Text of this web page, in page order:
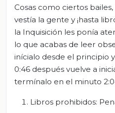
Cosas como ciertos
vestía la gente y ¡hasta
la Inquisición les ponía
lo que acabas de leer
inícialo desde el principio
0:46 después vuelve a
termínalo en el minuto
Libros prohibidos: